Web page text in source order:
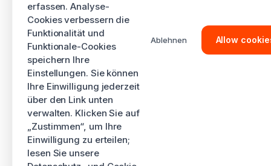
erfassen. Analyse-
Cookies verbessern die
Funktionalität und
Funktionale-Cookies
speichern Ihre
Einstellungen. Sie können
Ihre Einwilligung jederzeit
über den Link unten
verwalten. Klicken Sie auf
„Zustimmen“, um Ihre
Einwilligung zu erteilen;
lesen Sie unsere
Ablehnen Allow